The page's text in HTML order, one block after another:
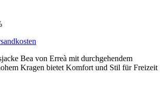
Bea von Erreà mit durchgehendem
Kragen bietet Komfort und Stil für Freizeit